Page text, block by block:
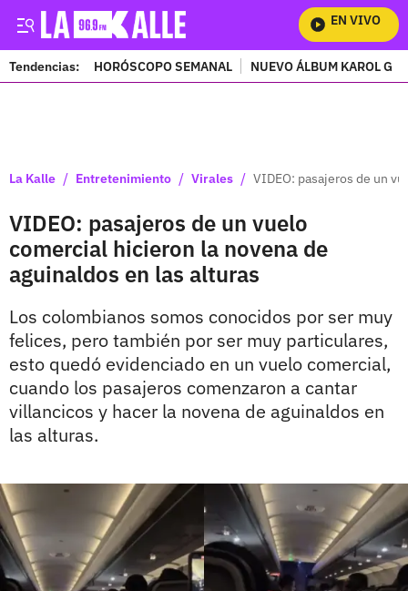
EN VIVO
Tendencias: HORÓSCOPO SEMANAL NUEVO ÁLBUM KAROL G
La Kalle / Entretenimiento / Virales / VIDEO: pasajeros de un
VIDEO: pasajeros de un vuelo
comercial hicieron la novena de
aguinaldos en las alturas
Los colombianos somos conocidos por ser muy
felices, pero también por ser muy particulares,
esto quedó evidenciado en un vuelo comercial,
cuando los pasajeros comenzaron a cantar
villancicos y hacer la novena de aguinaldos en
las alturas.